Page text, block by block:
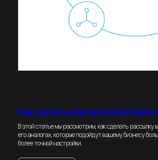
Как создать рассылку в
В этой статье мы рассмотрим, как сделать рассылку
его аналогах, которые подойдут вашему бизнесу
более точной настройки.